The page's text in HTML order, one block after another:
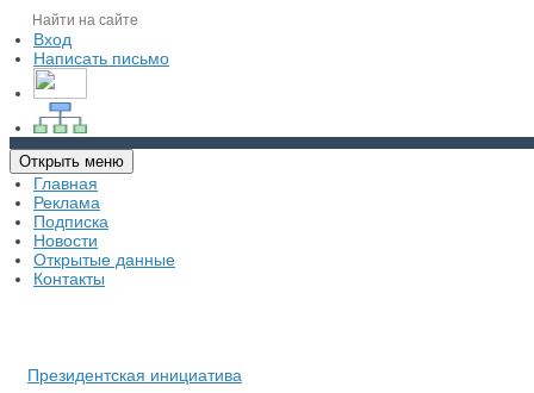
Вход
Написать письмо
Открыть меню
Главная
Реклама
Подписка
Новости
Открытые данные
Контакты
Президентская инициатива